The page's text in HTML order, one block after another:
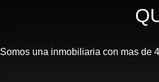
Somos una inmobiliaria con mas de